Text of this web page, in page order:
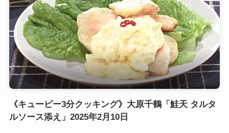
《キューピー3分クッキング》大原千鶴「鮭天 タルタ
ルソース添え」2025年2月10日